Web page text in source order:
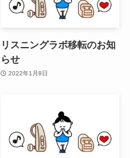
リスニングラボ移転のお知
らせ
2022年1月8日